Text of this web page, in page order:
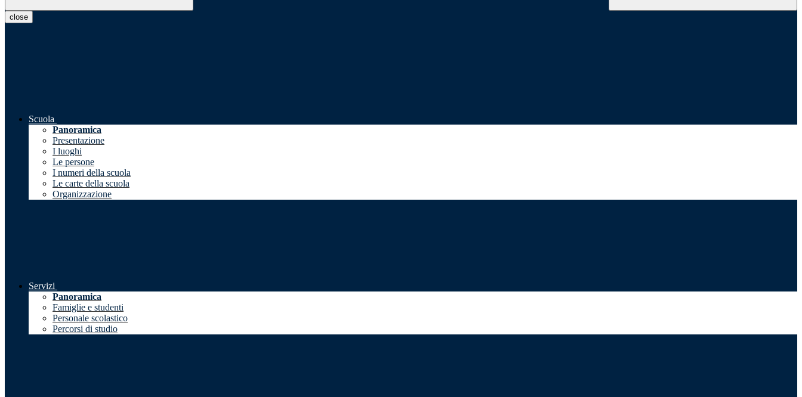
close
Scuola
Panoramica
Presentazione
I luoghi
Le persone
I numeri della scuola
Le carte della scuola
Organizzazione
Servizi
Panoramica
Famiglie e studenti
Personale scolastico
Percorsi di studio